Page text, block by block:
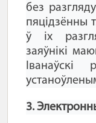
без
пяцідзённы
ў іх
заяўнікі
Іванаўскі
3.